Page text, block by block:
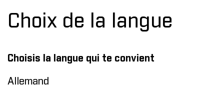
Choix de la langue
Choisis la langue qui te convient
Allemand